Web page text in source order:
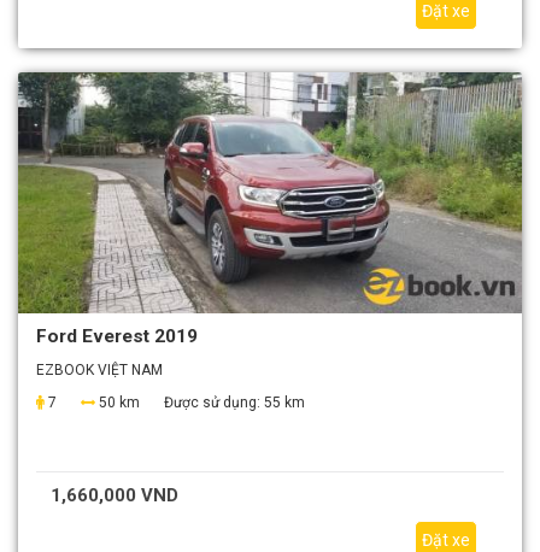
Đặt xe
Ford Everest 2019
EZBOOK VIỆT NAM
7
50 km Được sử dụng: 55 km
1,660,000 VND
Đặt xe